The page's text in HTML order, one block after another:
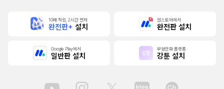
10배 적립, 2시간 먼저
완전판+ 설치
원스토어에서
완전판 설치
Google Play에서
일반판 설치
무협만화 플랫폼
강툰 설치